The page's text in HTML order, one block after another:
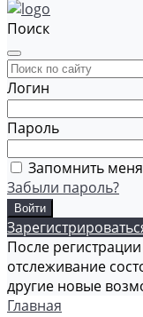
Поиск
Логин
Пароль
Запомнить меня
Забыли пароль?
После
отслеживание
другие новые
Главная